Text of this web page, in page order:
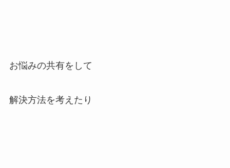
お悩みの共有をして
解決方法を考えたり